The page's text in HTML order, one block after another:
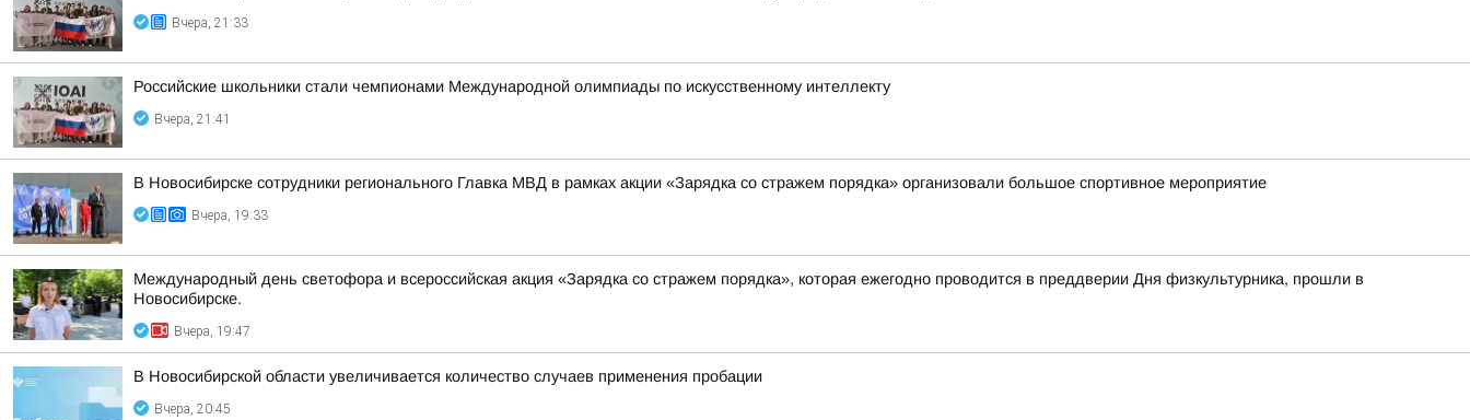
Вчера, 21:33
Российские школьники стали чемпионами Международной олимпиады по искусственному интеллекту
Вчера, 21:41
В Новосибирске сотрудники регионального Главка МВД в рамках акции «Зарядка со стражем порядка» организовали большое спортивное мероприятие
Вчера, 19:33
Международный день светофора и всероссийская акция «Зарядка со стражем порядка», которая ежегодно проводится в преддверии Дня физкультурника, прошли в
Новосибирске.
Вчера, 19:47
В Новосибирской области увеличивается количество случаев применения пробации
Вчера, 20:45